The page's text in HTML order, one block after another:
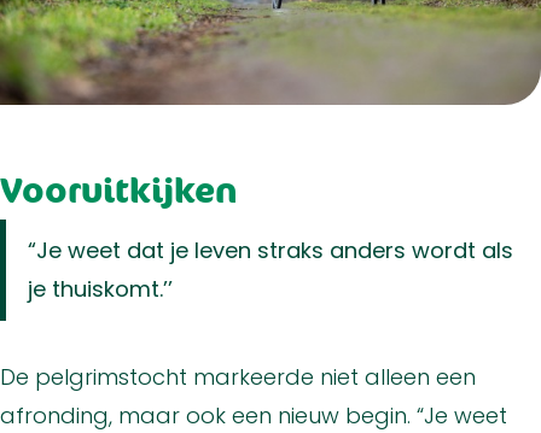
Vooruitkijken
“Je weet dat je leven straks anders wordt als
je thuiskomt.’’
De pelgrimstocht markeerde niet alleen een
afronding, maar ook een nieuw begin. “Je weet